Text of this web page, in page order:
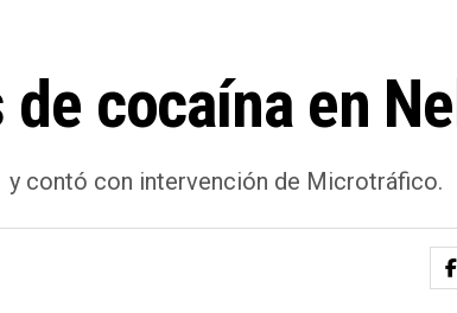
cocaína en
y contó con intervención de Microtráfico.